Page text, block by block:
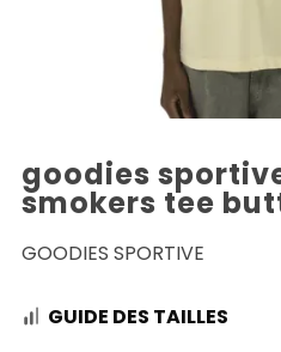
goodies
smokers tee
GOODIES SPORTIVE
GUIDE DES TAILLES